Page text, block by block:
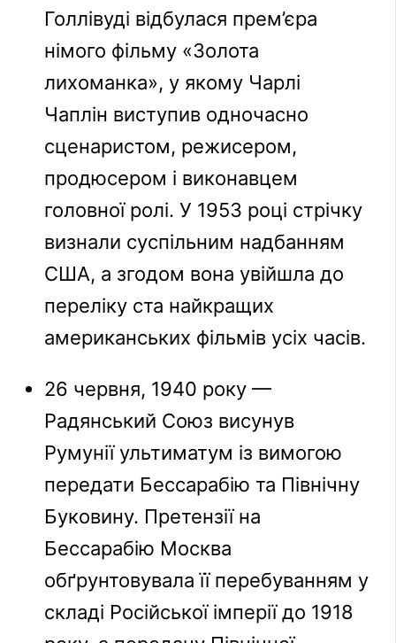
Голлівуді відбулася прем’єра
німого фільму «Золота
лихоманка», у якому Чарлі
Чаплін виступив одночасно
сценаристом, режисером,
продюсером і виконавцем
головної ролі. У 1953 році стрічку
визнали суспільним надбанням
США, а згодом вона увійшла до
переліку ста найкращих
американських фільмів усіх часів.
26 червня, 1940 року —
Радянський Союз висунув
Румунії ультиматум із вимогою
передати Бессарабію та Північну
Буковину. Претензії на
Бессарабію Москва
обґрунтовувала її перебуванням у
складі Російської імперії до 1918